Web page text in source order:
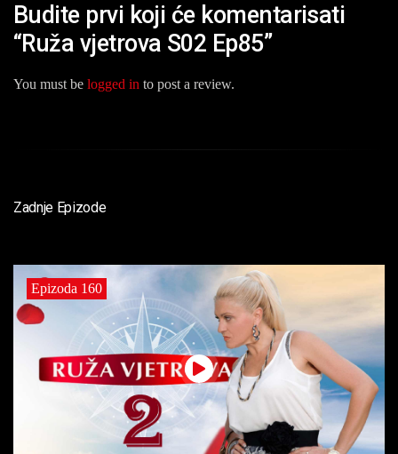
Budite prvi koji će komentarisati
“Ruža vjetrova S02 Ep85”
You must be logged in to post a review.
Zadnje Epizode
Epizoda 160